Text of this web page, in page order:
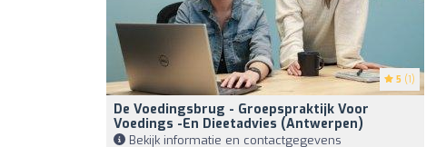
5 (1)
De Voedingsbrug - Groepspraktijk Voor
Voedings -en Dieetadvies (Antwerpen)
Bekijk informatie en contactgegevens